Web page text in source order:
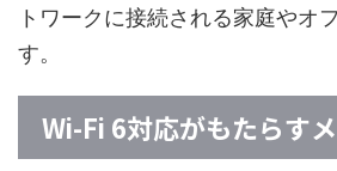
トワークに接続される家庭やオ
す。
Wi-Fi 6対応がもたらす